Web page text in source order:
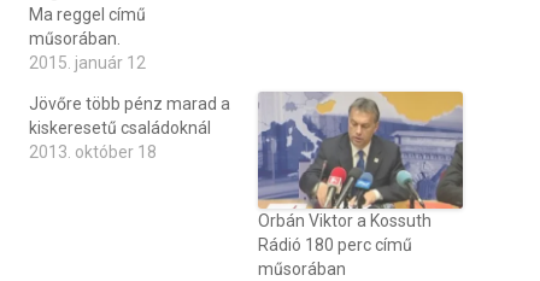
Ma reggel című
műsorában.
2015. január 12
Jövőre több pénz marad a
kiskeresetű családoknál
2013. október 18
Orbán Viktor a Kossuth
Rádió 180 perc című
műsorában